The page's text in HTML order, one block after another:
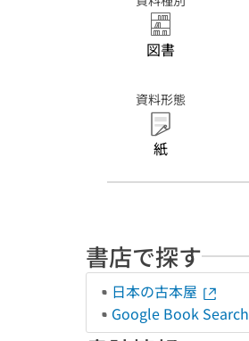
図書
資料形態
紙
書店で探す
日本の古本屋
Google Book Search